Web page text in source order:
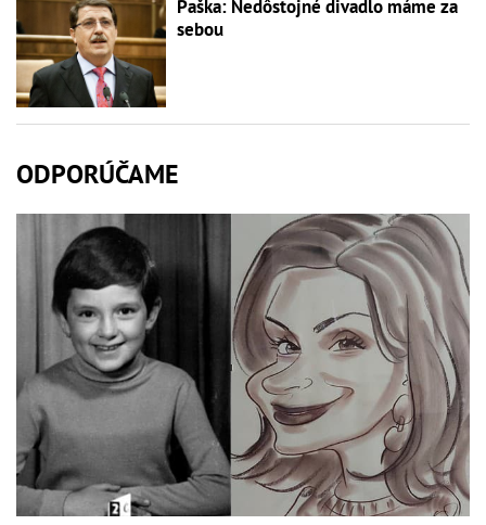
Paška: Nedôstojné divadlo máme za
sebou
ODPORÚČAME